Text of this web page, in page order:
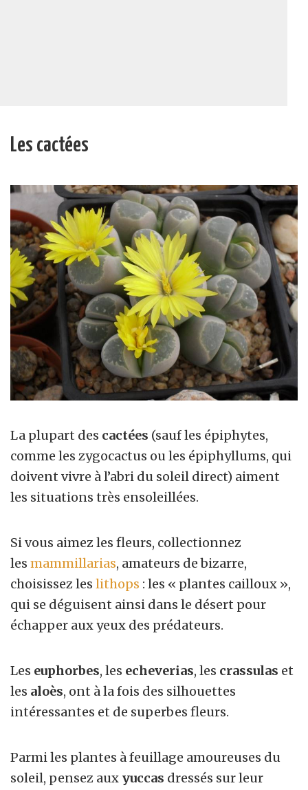
Les cactées
La plupart des cactées (sauf les épiphytes,
comme les zygocactus ou les épiphyllums, qui
doivent vivre à l’abri du soleil direct) aiment
les situations très ensoleillées.
Si vous aimez les fleurs, collectionnez
les mammillarias, amateurs de bizarre,
choisissez les lithops : les « plantes cailloux »,
qui se déguisent ainsi dans le désert pour
échapper aux yeux des prédateurs.
Les euphorbes, les echeverias, les crassulas et
les aloès, ont à la fois des silhouettes
intéressantes et de superbes fleurs.
Parmi les plantes à feuillage amoureuses du
soleil, pensez aux yuccas dressés sur leur